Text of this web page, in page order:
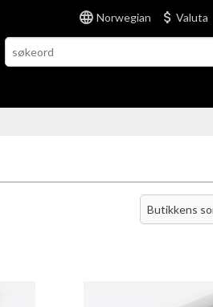
Norwegian Valuta